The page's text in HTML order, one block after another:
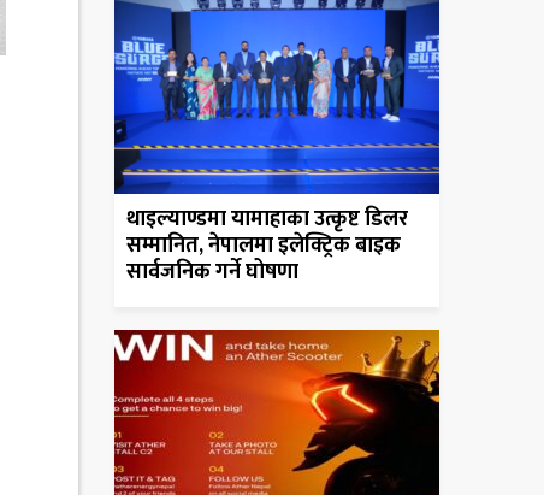
थाइल्याण्डमा यामाहाका उत्कृष्ट डिलर
सम्मानित, नेपालमा इलेक्ट्रिक बाइक
सार्वजनिक गर्ने घोषणा